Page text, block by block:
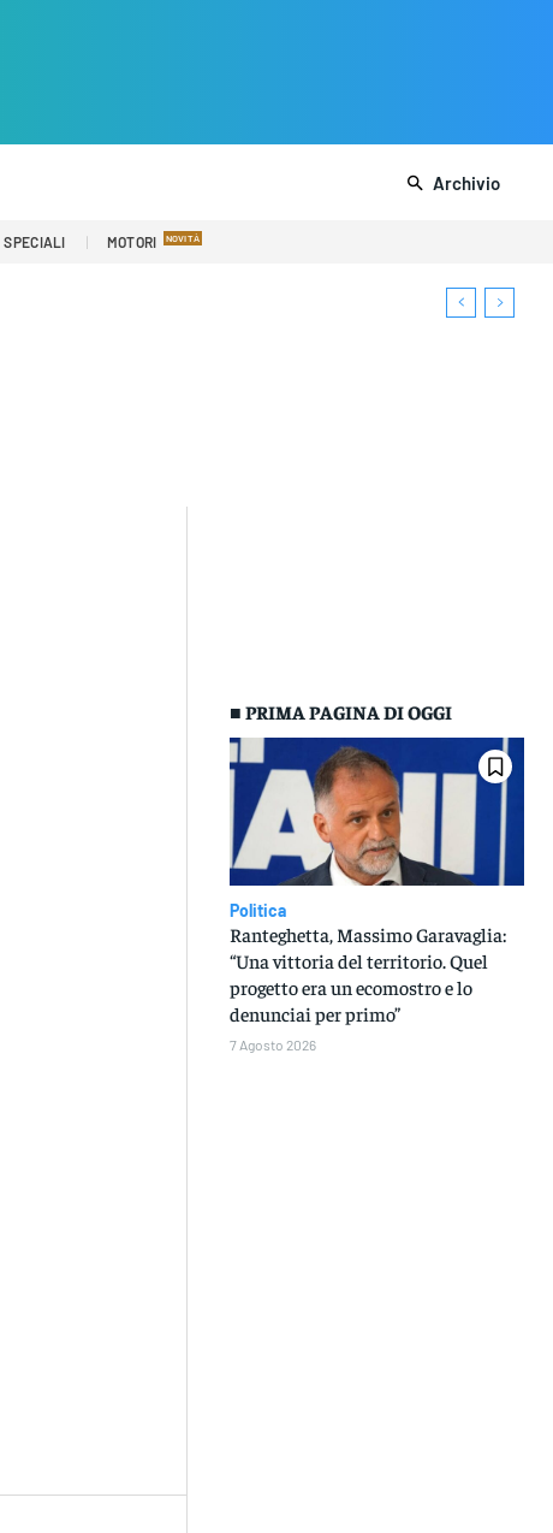
Archivio
SPECIALI MOTORI
■ PRIMA PAGINA DI OGGI
Politica
Ranteghetta, Massimo Garavaglia:
“Una vittoria del territorio. Quel
progetto era un ecomostro e lo
denunciai per primo”
7 Agosto 2026